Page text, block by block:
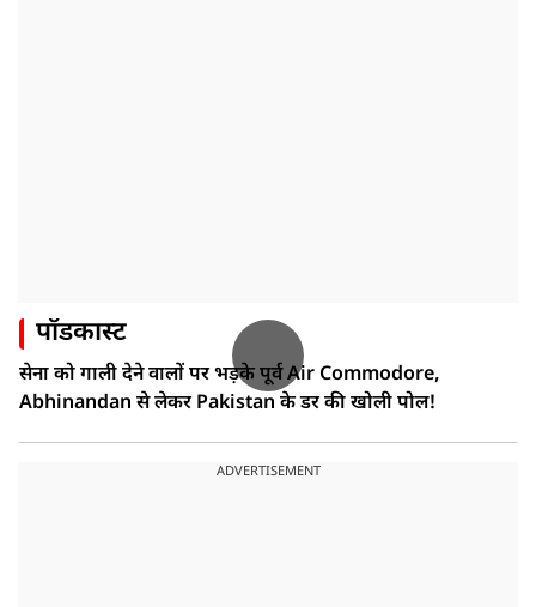
पॉडकास्ट
सेना को गाली देने वालों पर भड़के पूर्व Air Commodore,
Abhinandan से लेकर Pakistan के डर की खोली पोल!
ADVERTISEMENT